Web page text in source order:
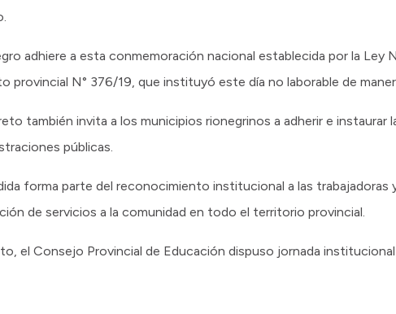
adhiere a esta conmemoración nacional establecida por la Ley
provincial N° 376/19, que instituyó este día no laborable de
también invita a los municipios rionegrinos a adherir e
públicas.
forma parte del reconocimiento institucional a las
de servicios a la comunidad en todo el territorio provincial.
el Consejo Provincial de Educación dispuso jornada